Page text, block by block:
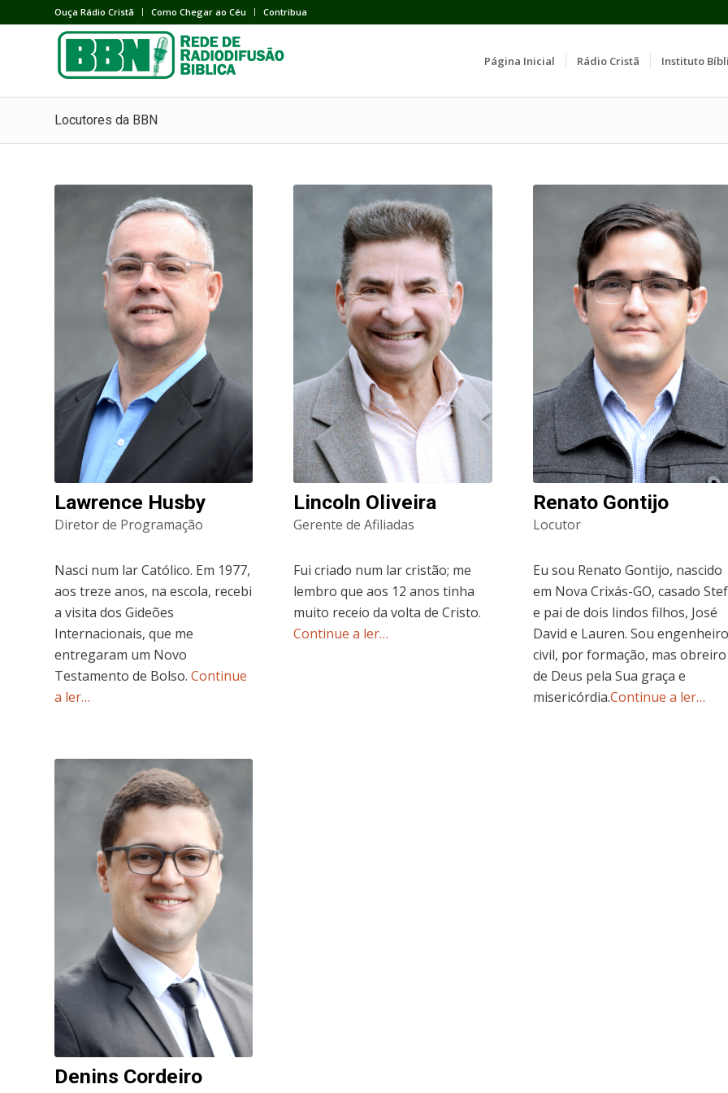
Ouça Rádio Cristã Como Chegar ao Céu Contribua
Página Inicial Rádio Cristã Instituto
Locutores da BBN
Lawrence Husby
Diretor de Programação
Nasci num lar Católico. Em 1977,
aos treze anos, na escola, recebi
a visita dos Gideões
Internacionais, que me
entregaram um Novo
Testamento de Bolso. Continue
a ler…
Lincoln Oliveira
Gerente de Afiliadas
Fui criado num lar cristão; me
lembro que aos 12 anos tinha
muito receio da volta de Cristo.
Continue a ler…
Renato Gontijo
Locutor
Eu sou Renato Gontijo, nascido
em Nova Crixás-GO, casado
e pai de dois lindos filhos, José
David e Lauren. Sou engenheiro
civil, por formação, mas obreiro
de Deus pela Sua graça e
misericórdia.Continue a ler…
Denins Cordeiro